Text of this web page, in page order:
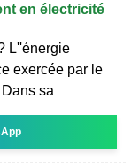
en électricité
L''énergie
exercée par le
sa